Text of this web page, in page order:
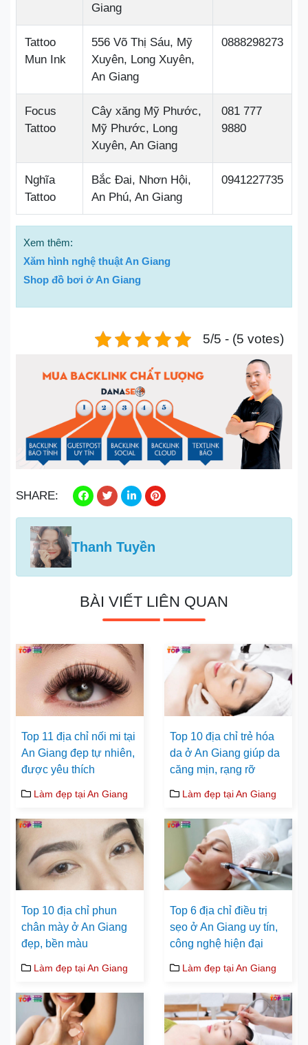
Giang
Tattoo
Mun Ink
556 Võ Thị Sáu, Mỹ
Xuyên, Long Xuyên,
An Giang
0888298273
Focus
Tattoo
Cây xăng Mỹ Phước,
Mỹ Phước, Long
Xuyên, An Giang
081 777
9880
Nghĩa
Tattoo
Bắc Đai, Nhơn Hội,
An Phú, An Giang
0941227735
Xem thêm:
Xăm hình nghệ thuật An Giang
Shop đồ bơi ở An Giang
5/5 - (5 votes)
SHARE:
Thanh Tuyền
BÀI VIẾT LIÊN QUAN
Top 11 địa chỉ nối mi tại
An Giang đẹp tự nhiên,
được yêu thích
Làm đẹp tại An Giang
Top 10 địa chỉ trẻ hóa
da ở An Giang giúp da
căng mịn, rạng rỡ
Làm đẹp tại An Giang
Top 10 địa chỉ phun
chân mày ở An Giang
đẹp, bền màu
Làm đẹp tại An Giang
Top 6 địa chỉ điều trị
sẹo ở An Giang uy tín,
công nghệ hiện đại
Làm đẹp tại An Giang